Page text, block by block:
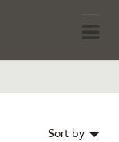
Sort by